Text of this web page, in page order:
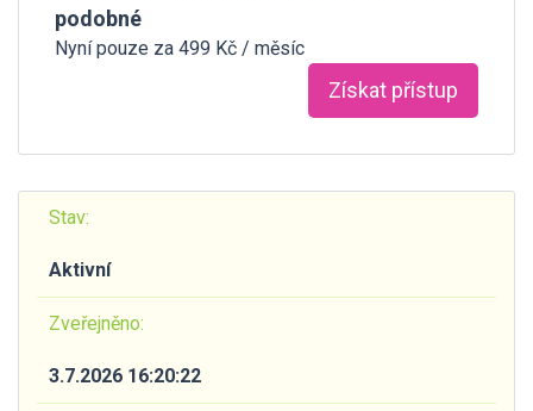
podobné
Nyní pouze za 499 Kč / měsíc
Získat přístup
Stav:
Aktivní
Zveřejněno:
3.7.2026 16:20:22